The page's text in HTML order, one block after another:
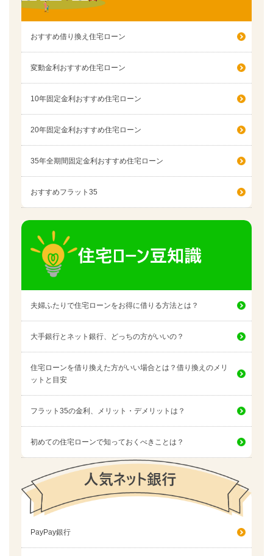
おすすめ借り換え住宅ローン
変動金利おすすめ住宅ローン
10年固定金利おすすめ住宅ローン
20年固定金利おすすめ住宅ローン
35年全期間固定金利おすすめ住宅ローン
おすすめフラット35
夫婦ふたりで住宅ローンをお得に借りる方法とは？
大手銀行とネット銀行、どっちの方がいいの？
住宅ローンを借り換えた方がいい場合とは？借り換えのメリ
ットと目安
フラット35の金利、メリット・デメリットは？
初めての住宅ローンで知っておくべきことは？
PayPay銀行